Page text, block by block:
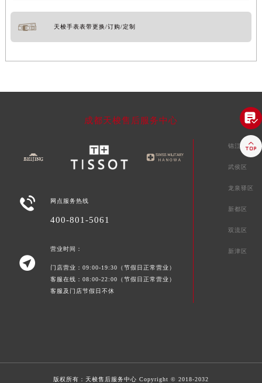
天梭手表表带更换/订购/定制
成都天梭售后服务中心
 网点服务热线
400-801-5061

营业时间：
门店营业：09:00-19:30（节假日正常营业）
客服在线：08:00-22:00（节假日正常营业）
客服及门店节假日不休
锦江区
武侯区
龙泉驿区
新都区
双流区
新津区
版权所有： 天梭售后服务中心 Copyright © 2018-2032

